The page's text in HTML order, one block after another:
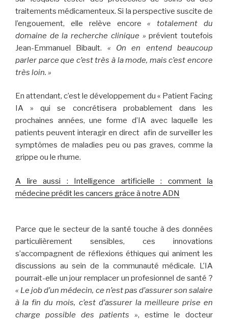
traitements médicamenteux. Si la perspective suscite de
l’engouement, elle relève encore« totalement du
domaine de la recherche clinique » prévient toutefois
Jean-Emmanuel Bibault. « On en entend beaucoup
parler parce que c’est très à la mode, mais c’est encore
très loin. »
En attendant, c’est le développement du « Patient Facing
IA » qui se concrétisera probablement dans les
prochaines années, une forme d’IA avec laquelle les
patients peuvent interagir en direct afin de surveiller les
symptômes de maladies peu ou pas graves, comme la
grippe ou le rhume.
A lire aussi : Intelligence artificielle : comment la
médecine prédit les cancers grâce à notre ADN
Parce que le secteur de la santé touche à des données
particulièrement sensibles, ces innovations
s’accompagnent de réflexions éthiques qui animent les
discussions au sein de la communauté médicale. L’IA
pourrait-elle un jour remplacer un profesionnel de santé ?
« Le job d’un médecin, ce n’est pas d’assurer son salaire
à la fin du mois, c’est d’assurer la meilleure prise en
charge possible des patients », estime le docteur